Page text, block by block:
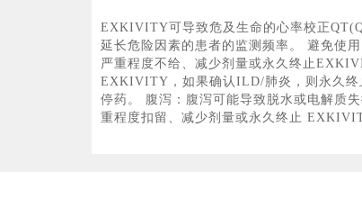
EXKIVITY可导致危及生命的心率校正
延长危险因素的患者的监测频率。 避免使
严重程度不给、减少剂量或永久终止
EXKIVITY，如果确认ILD/肺炎，则永久终
停药。 腹泻：腹泻可能导致脱水或电解质
重程度扣留、减少剂量或永久终止